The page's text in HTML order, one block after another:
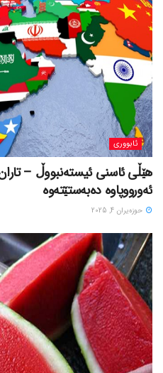
ئابووری
هێڵی ئاسنی ئیستەنبووڵ –
ئەورووپاوە دەبەستێتەوە
حوزه‌یران 4, 2025